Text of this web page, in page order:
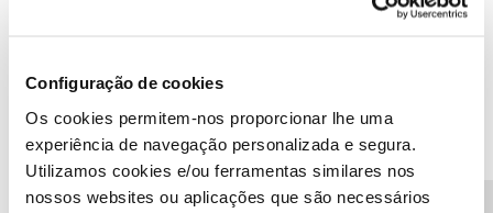
Configuração de cookies
Os cookies permitem-nos proporcionar lhe uma
experiência de navegação personalizada e segura.
Utilizamos cookies e/ou ferramentas similares nos
nossos websites ou aplicações que são necessários